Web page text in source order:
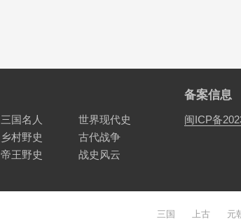
三国名人
世界现代史
乡村野史
古代战争
帝王野史 战史风云
备案信息
闽ICP备
三国 上古 元